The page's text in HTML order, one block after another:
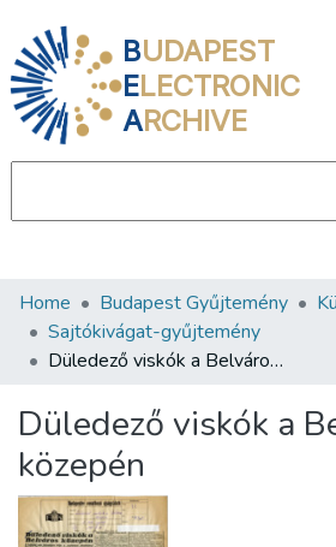
BUDAPEST
ELECTRONIC
ARCHIVE
Communities & Collections
All of DSpace
About us
Home Budapest Gyűjtemény
Sajtókivágat-gyűjtemény
Düledező viskók a Belváros közepén
Düledező viskók a
közepén